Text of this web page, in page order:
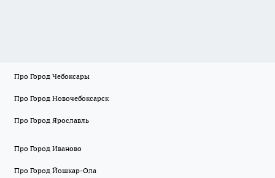
Про Город Чебоксары
Про Город Новочебоксарск
Про Город Ярославль
Про Город Иваново
Про Город Йошкар-Ола